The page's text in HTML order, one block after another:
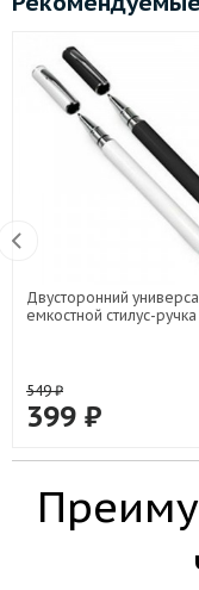
Двусторонний
емкостной стилус-ручка
549₽
399 ₽